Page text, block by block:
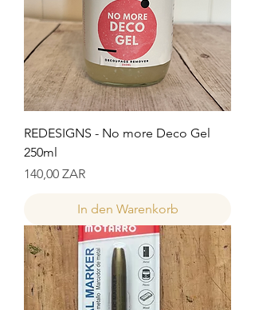
REDESIGNS - No more Deco Gel
250ml
Preis
140,00 ZAR
In den Warenkorb